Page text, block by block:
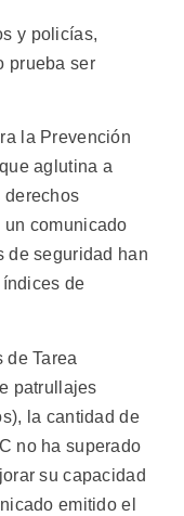
y policías,
prueba ser
la Prevención
aglutina a
derechos
un comunicado
de seguridad han
de
de Tarea
patrullajes
la cantidad de
no ha superado
su capacidad
emitido el